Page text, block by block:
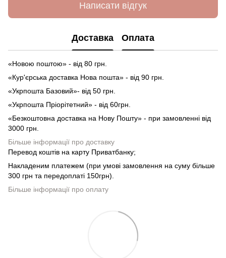
Написати відгук
Доставка Оплата
«Новою поштою» - від 80 грн.
«Кур'єрська доставка Нова пошта» - від 90 грн.
«Укрпошта Базовий»- від 50 грн.
«Укрпошта Пріорітетний» - від 60грн.
«Безкоштовна доставка на Нову Пошту» - при замовленні від
3000 грн.
Більше інформації про доставку
Перевод коштів на карту Приватбанку;
Накладеним платежем (при умові замовлення на суму більше
300 грн та передоплаті 150грн).
Більше інформації про оплату